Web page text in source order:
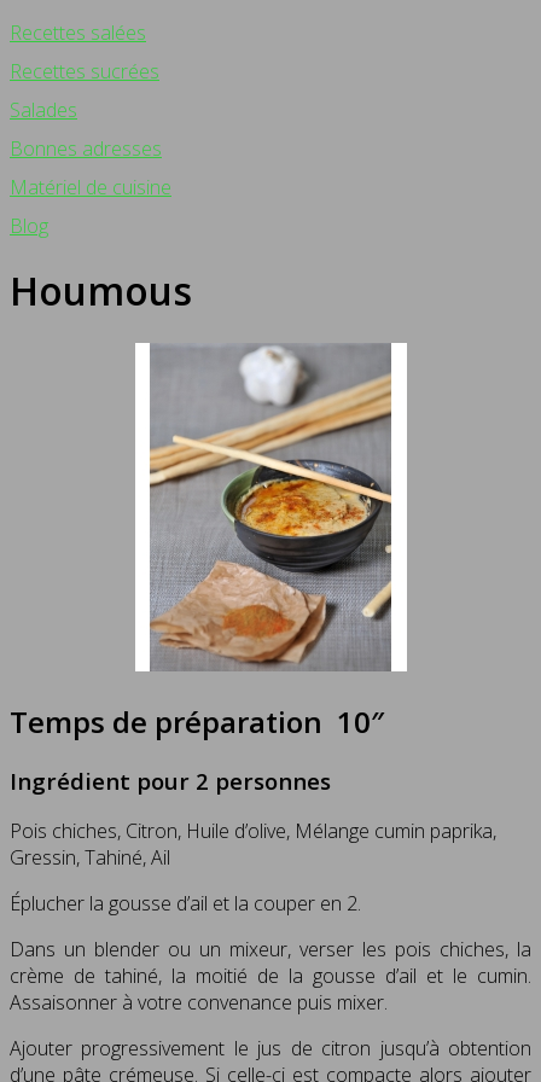
Recettes salées
Recettes sucrées
Salades
Bonnes adresses
Matériel de cuisine
Blog
Houmous
Temps de préparation 10″
Ingrédient pour 2 personnes
Pois chiches, Citron, Huile d’olive, Mélange cumin paprika,
Gressin, Tahiné, Ail
Éplucher la gousse d’ail et la couper en 2.
Dans un blender ou un mixeur, verser les pois chiches, la
crème de tahiné, la moitié de la gousse d’ail et le cumin.
Assaisonner à votre convenance puis mixer.
Ajouter progressivement le jus de citron jusqu’à obtention
d’une pâte crémeuse. Si celle-ci est compacte alors ajouter